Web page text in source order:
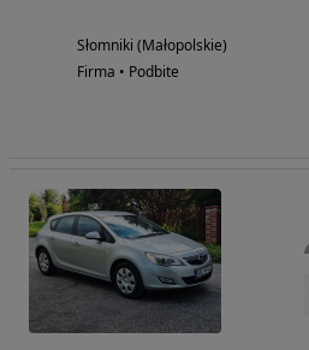
Słomniki (Małopolskie)
Firma • Podbite